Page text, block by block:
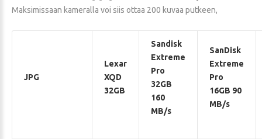
Maksimissaan kameralla voi siis ottaa 200 kuvaa putkeen,
JPG
Lexar
XQD
32GB
Sandisk
Extreme
Pro
32GB
160
MB/s
SanDisk
Extreme
Pro
16GB 90
MB/s